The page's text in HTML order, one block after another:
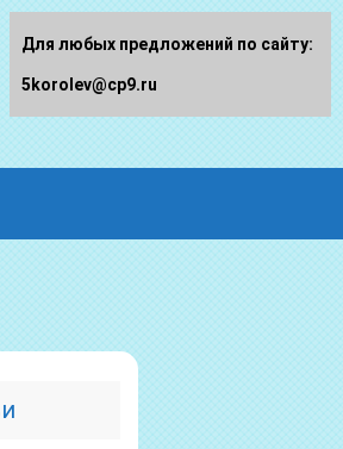
Для любых предложений по сайту:
5korolev@cp9.ru